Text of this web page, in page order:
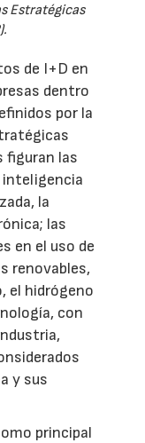
Estratégicas
de I+D en
dentro
por la
figuran las
la
las
en el uso de
renovables,
el hidrógeno
con
y sus
principal